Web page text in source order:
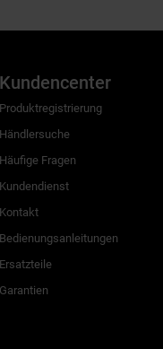
Kundencenter
Produktregistrierung
Händlersuche
Häufige Fragen
Kundendienst
Kontakt
Bedienungsanleitungen
Ersatzteile
Garantien